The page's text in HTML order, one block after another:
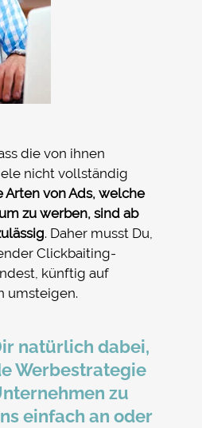
die von ihnen
nicht vollständig
Arten von Ads, welche
zu werben, sind ab
. Daher musst Du,
Clickbaiting-
künftig auf
umsteigen.
natürlich dabei,
Werbestrategie
zu
einfach an oder